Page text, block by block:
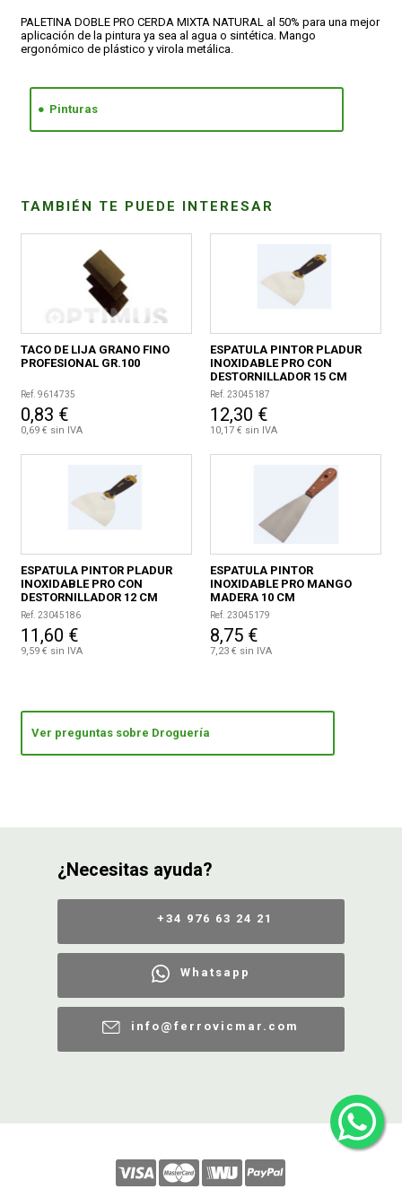
PALETINA DOBLE PRO CERDA MIXTA NATURAL al 50% para una mejor
aplicación de la pintura ya sea al agua o sintética. Mango
ergonómico de plástico y virola metálica.
Pinturas
TAMBIÉN TE PUEDE INTERESAR
TACO DE LIJA GRANO FINO
PROFESIONAL GR.100
Ref. 9614735
0,83 €
0,69 € sin IVA
ESPATULA PINTOR PLADUR
INOXIDABLE PRO CON
DESTORNILLADOR 15 CM
Ref. 23045187
12,30 €
10,17 € sin IVA
ESPATULA PINTOR PLADUR
INOXIDABLE PRO CON
DESTORNILLADOR 12 CM
Ref. 23045186
11,60 €
9,59 € sin IVA
ESPATULA PINTOR
INOXIDABLE PRO MANGO
MADERA 10 CM
Ref. 23045179
8,75 €
7,23 € sin IVA
Ver preguntas sobre Droguería
¿Necesitas ayuda?
+34 976 63 24 21
Whatsapp
info@ferrovicmar.com
CONDICIONES